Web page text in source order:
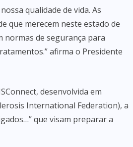
qualidade de vida. As
que merecem neste estado de
normas de segurança para
afirma o Presidente
desenvolvida em
International Federation), a
que visam preparar a